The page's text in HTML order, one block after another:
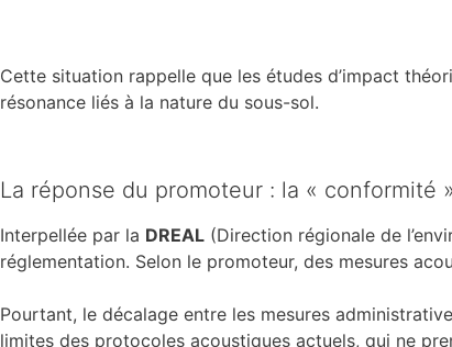
Cette situation rappelle que les études d’impact
résonance liés à la nature du sous-sol.
La réponse du promoteur : la « conformité
Interpellée par la DREAL (Direction régionale de
réglementation. Selon le promoteur, des mesures
Pourtant, le décalage entre les mesures
limites des protocoles acoustiques actuels, qui ne